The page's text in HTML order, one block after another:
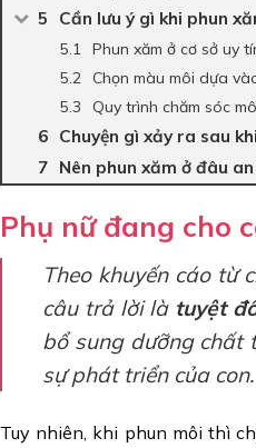
Cần lưu ý gì khi phun
Phun xăm ở cơ sở uy
Chọn màu môi dựa
Quy trình chăm sóc
Chuyện gì xảy ra sau
Nên phun xăm ở đâu
Phụ nữ đang cho
Theo khuyến cáo từ
câu trả lời là tuyệt
bổ sung dưỡng chất
sự phát triển của con.
Tuy nhiên, khi phun môi thì